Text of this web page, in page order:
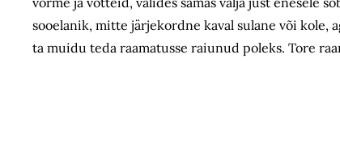
sooelanik, mitte järjekordne kaval sulane või kole,
ta muidu teda raamatusse raiunud poleks. Tore